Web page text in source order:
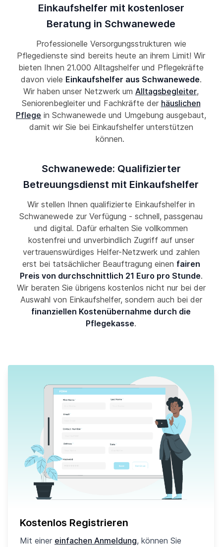
Einkaufshelfer mit kostenloser
Beratung in Schwanewede
Professionelle Versorgungsstrukturen wie
Pflegedienste sind bereits heute an ihrem Limit! Wir
bieten Ihnen 21.000 Alltagshelfer und Pflegekräfte
davon viele Einkaufshelfer aus Schwanewede.
Wir haben unser Netzwerk um Alltagsbegleiter,
Seniorenbegleiter und Fachkräfte der häuslichen
Pflege in Schwanewede und Umgebung ausgebaut,
damit wir Sie bei Einkaufshelfer unterstützen
können.
Schwanewede: Qualifizierter
Betreuungsdienst mit Einkaufshelfer
Wir stellen Ihnen qualifizierte Einkaufshelfer in
Schwanewede zur Verfügung - schnell, passgenau
und digital. Dafür erhalten Sie vollkommen
kostenfrei und unverbindlich Zugriff auf unser
vertrauenswürdiges Helfer-Netzwerk und zahlen
erst bei tatsächlicher Beauftragung einen fairen
Preis von durchschnittlich 21 Euro pro Stunde.
Wir beraten Sie übrigens kostenlos nicht nur bei der
Auswahl von Einkaufshelfer, sondern auch bei der
finanziellen Kostenübernahme durch die
Pflegekasse.
Kostenlos Registrieren
Mit einer einfachen Anmeldung, können Sie